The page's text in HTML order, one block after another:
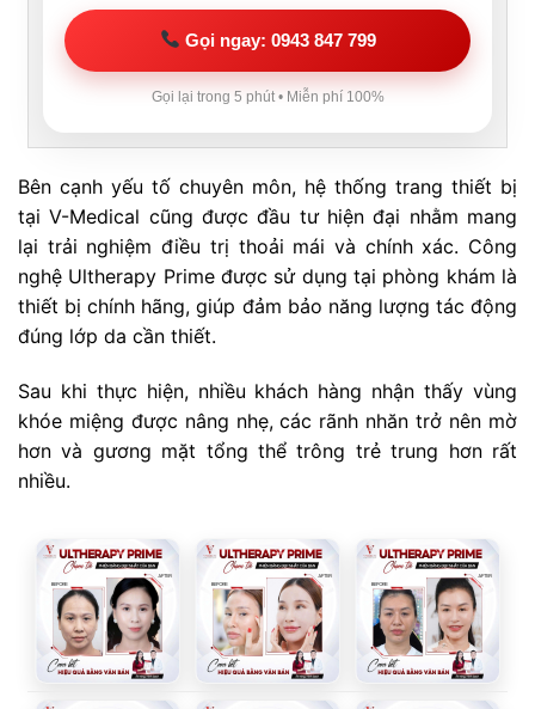
Gọi ngay: 0943 847 799
Gọi lại trong 5 phút • Miễn phí 100%
Bên cạnh yếu tố chuyên môn, hệ thống trang thiết bị
tại V-Medical cũng được đầu tư hiện đại nhằm mang
lại trải nghiệm điều trị thoải mái và chính xác. Công
nghệ Ultherapy Prime được sử dụng tại phòng khám là
thiết bị chính hãng, giúp đảm bảo năng lượng tác động
đúng lớp da cần thiết.
Sau khi thực hiện, nhiều khách hàng nhận thấy vùng
khóe miệng được nâng nhẹ, các rãnh nhăn trở nên mờ
hơn và gương mặt tổng thể trông trẻ trung hơn rất
nhiều.